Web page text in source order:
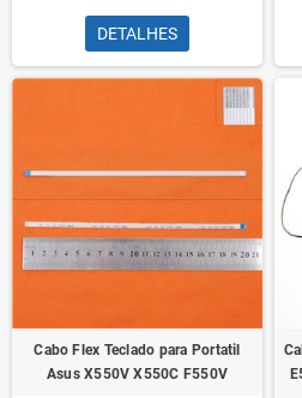
DETALHES
Cabo Flex Teclado para Portatil
Asus X550V X550C F550V